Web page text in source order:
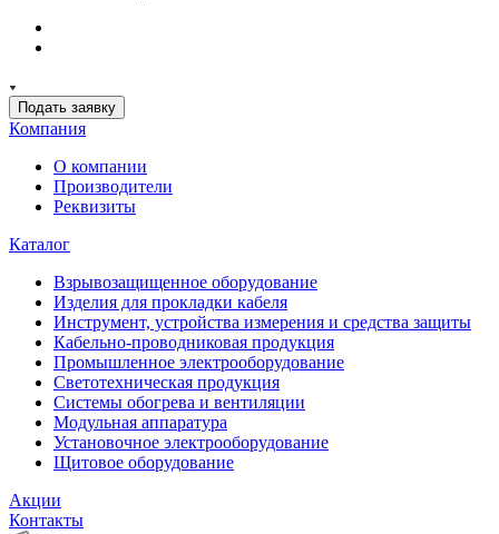
Подать заявку
Компания
О компании
Производители
Реквизиты
Каталог
Взрывозащищенное оборудование
Изделия для прокладки кабеля
Инструмент, устройства измерения и средства защиты
Кабельно-проводниковая продукция
Промышленное электрооборудование
Светотехническая продукция
Системы обогрева и вентиляции
Модульная аппаратура
Установочное электрооборудование
Щитовое оборудование
Акции
Контакты